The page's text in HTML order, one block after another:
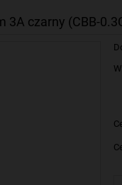
3A czarny (CBB-